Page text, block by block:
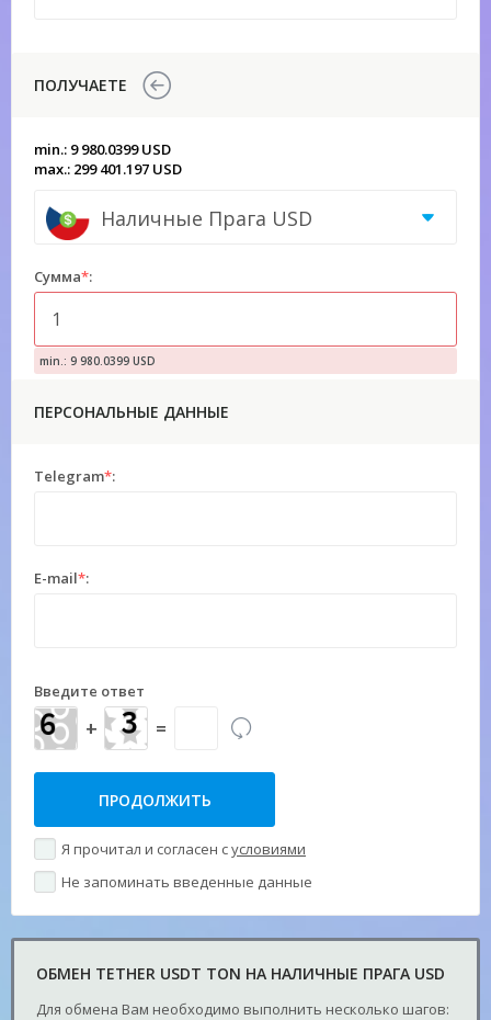
ПОЛУЧАЕТЕ
min.: 9 980.0399 USD
max.: 299 401.197 USD
Наличные Прага USD
Сумма*:
min.: 9 980.0399 USD
ПЕРСОНАЛЬНЫЕ ДАННЫЕ
Telegram*:
E-mail*:
Введите ответ
+ =
Я прочитал и согласен сусловиями
Не запоминать введенные данные
ОБМЕН TETHER USDT TON НА НАЛИЧНЫЕ ПРАГА USD
Для обмена Вам необходимо выполнить несколько шагов: